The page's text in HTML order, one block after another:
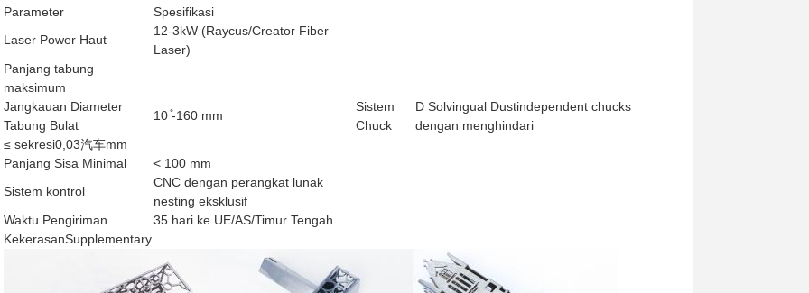
Parameter
Spesifikasi
Laser Power Haut
12-3kW (Raycus/Creator Fiber
Laser)
Panjang tabung
maksimum
Jangkauan Diameter
Tabung Bulat
10 ̊-160 mm
Sistem
Chuck
D Solvingual Dustindependent chucks
dengan menghindari
≤ sekresi0,03汽车mm
Panjang Sisa Minimal
< 100 mm
Sistem kontrol
CNC dengan perangkat lunak
nesting eksklusif
Waktu Pengiriman
35 hari ke UE/AS/Timur Tengah
KekerasanSupplementary